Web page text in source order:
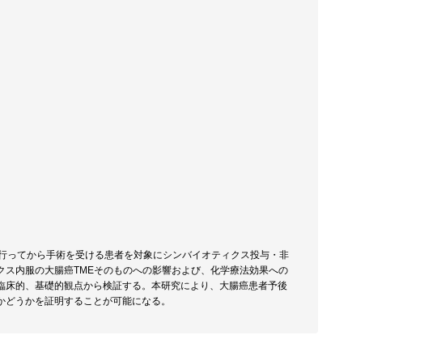
てから手術を受ける患者を対象にシンバイオティクス投与・非
内服の大腸癌TMEそのものへの影響および、化学療法効果への
的、基礎的観点から検証する。本研究により、大腸癌患者予後
うかを証明することが可能になる。